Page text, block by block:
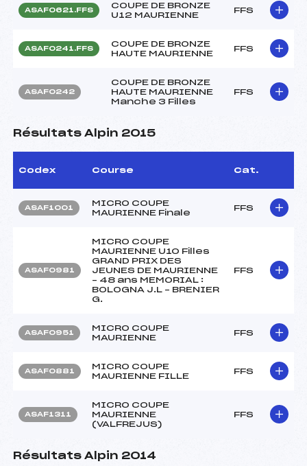
ASAF0621.FFS
COUPE DE BRONZE
U12 MAURIENNE
FFS
ASAF0241.FFS
COUPE DE BRONZE
HAUTE MAURIENNE
FFS
ASAF0242
COUPE DE BRONZE
HAUTE MAURIENNE
Manche 3 Filles
FFS
Résultats Alpin 2015
Codex Course Cat.
ASAF1001
MICRO COUPE
MAURIENNE Finale
FFS
ASAF0981
MICRO COUPE
MAURIENNE U10 Filles
GRAND PRIX DES
JEUNES DE MAURIENNE
– 48 ans MEMORIAL :
BOLOGNA J.L – BRENIER
G.
FFS
ASAF0951
MICRO COUPE
MAURIENNE
FFS
ASAF0881
MICRO COUPE
MAURIENNE FILLE
FFS
ASAF1311
MICRO COUPE
MAURIENNE
(VALFREJUS)
FFS
Résultats Alpin 2014